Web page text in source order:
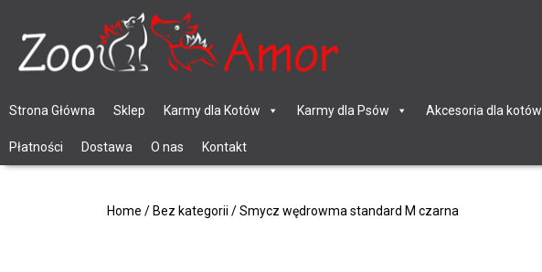
Strona Główna Sklep Karmy dla Kotów Karmy dla Psów Akcesoria dla kotów
Płatności Dostawa O nas Kontakt
Home / Bez kategorii / Smycz wędrowma standard M czarna